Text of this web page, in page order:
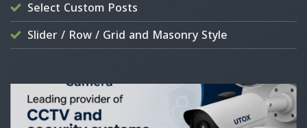
Select Custom Posts
Slider / Row / Grid and Masonry Style